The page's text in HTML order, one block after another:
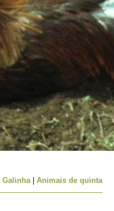
Galinha| Animais de quinta